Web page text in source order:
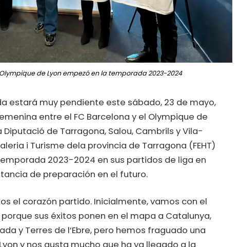
de Lyon empezó en la temporada 2023-2024
estará muy pendiente este sábado, 23 de mayo,
entre el FC Barcelona y el Olympique de
de Tarragona, Salou, Cambrils y Vila-
i Turisme dela provincia de Tarragona (FEHT)
2023-2024 en sus partidos de liga en
de preparación en el futuro.
el corazón partido. Inicialmente, vamos con el
sus éxitos ponen en el mapa a Catalunya,
y Terres de l’Ebre, pero hemos fraguado una